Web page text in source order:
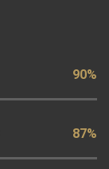
90%
87%